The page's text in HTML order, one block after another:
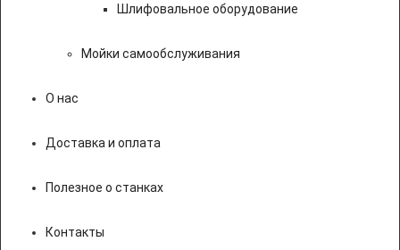
Шлифовальное оборудование
Мойки самообслуживания
О нас
Доставка и оплата
Полезное о станках
Контакты